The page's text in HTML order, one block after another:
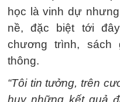
học là vinh dự
nề, đặc biệt tới
chương trình, sách
thông.
“Tôi tin tưởng, trên
huy những kết quả